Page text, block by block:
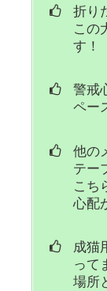
折り
この
す！
警戒
ペー
他の
テー
こち
心配
成猫
って
場所